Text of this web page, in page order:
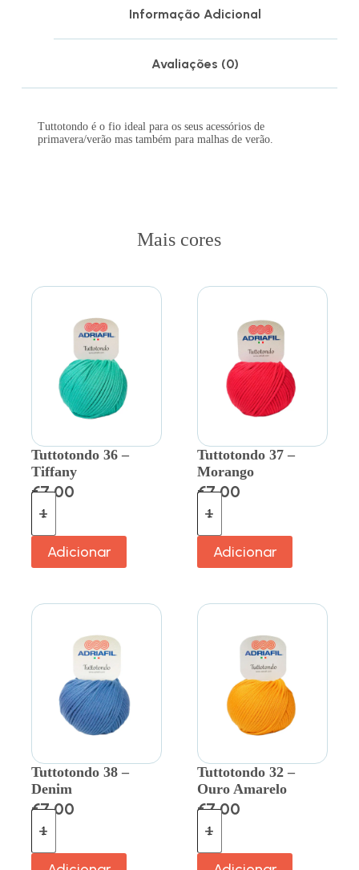
Informação Adicional
Avaliações (0)
Tuttotondo é o fio ideal para os seus acessórios de
primavera/verão mas também para malhas de verão.
Mais cores
Tuttotondo 36 –
Tiffany
€7.00
Adicionar
Tuttotondo 37 –
Morango
€7.00
Adicionar
Tuttotondo 38 –
Denim
€7.00
Tuttotondo 32 –
Ouro Amarelo
€7.00